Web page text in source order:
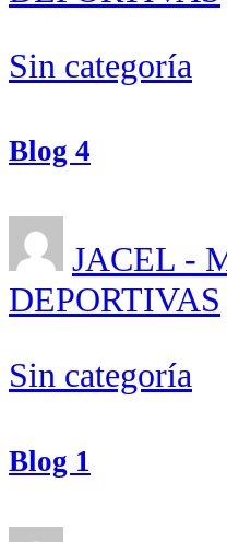
Sin categoría
Blog 4
JACEL -
DEPORTIVAS
Sin categoría
Blog 1